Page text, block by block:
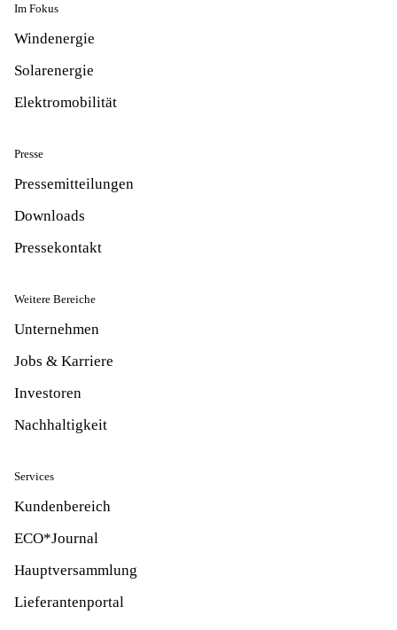
Im Fokus
Windenergie
Solarenergie
Elektromobilität
Presse
Pressemitteilungen
Downloads
Pressekontakt
Weitere Bereiche
Unternehmen
Jobs & Karriere
Investoren
Nachhaltigkeit
Services
Kundenbereich
ECO*Journal
Hauptversammlung
Lieferantenportal